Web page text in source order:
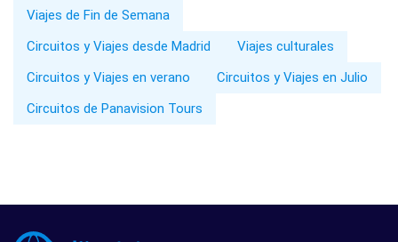
Viajes de Fin de Semana
Circuitos y Viajes desde Madrid
Viajes culturales
Circuitos y Viajes en verano
Circuitos y Viajes en Julio
Circuitos de Panavision Tours